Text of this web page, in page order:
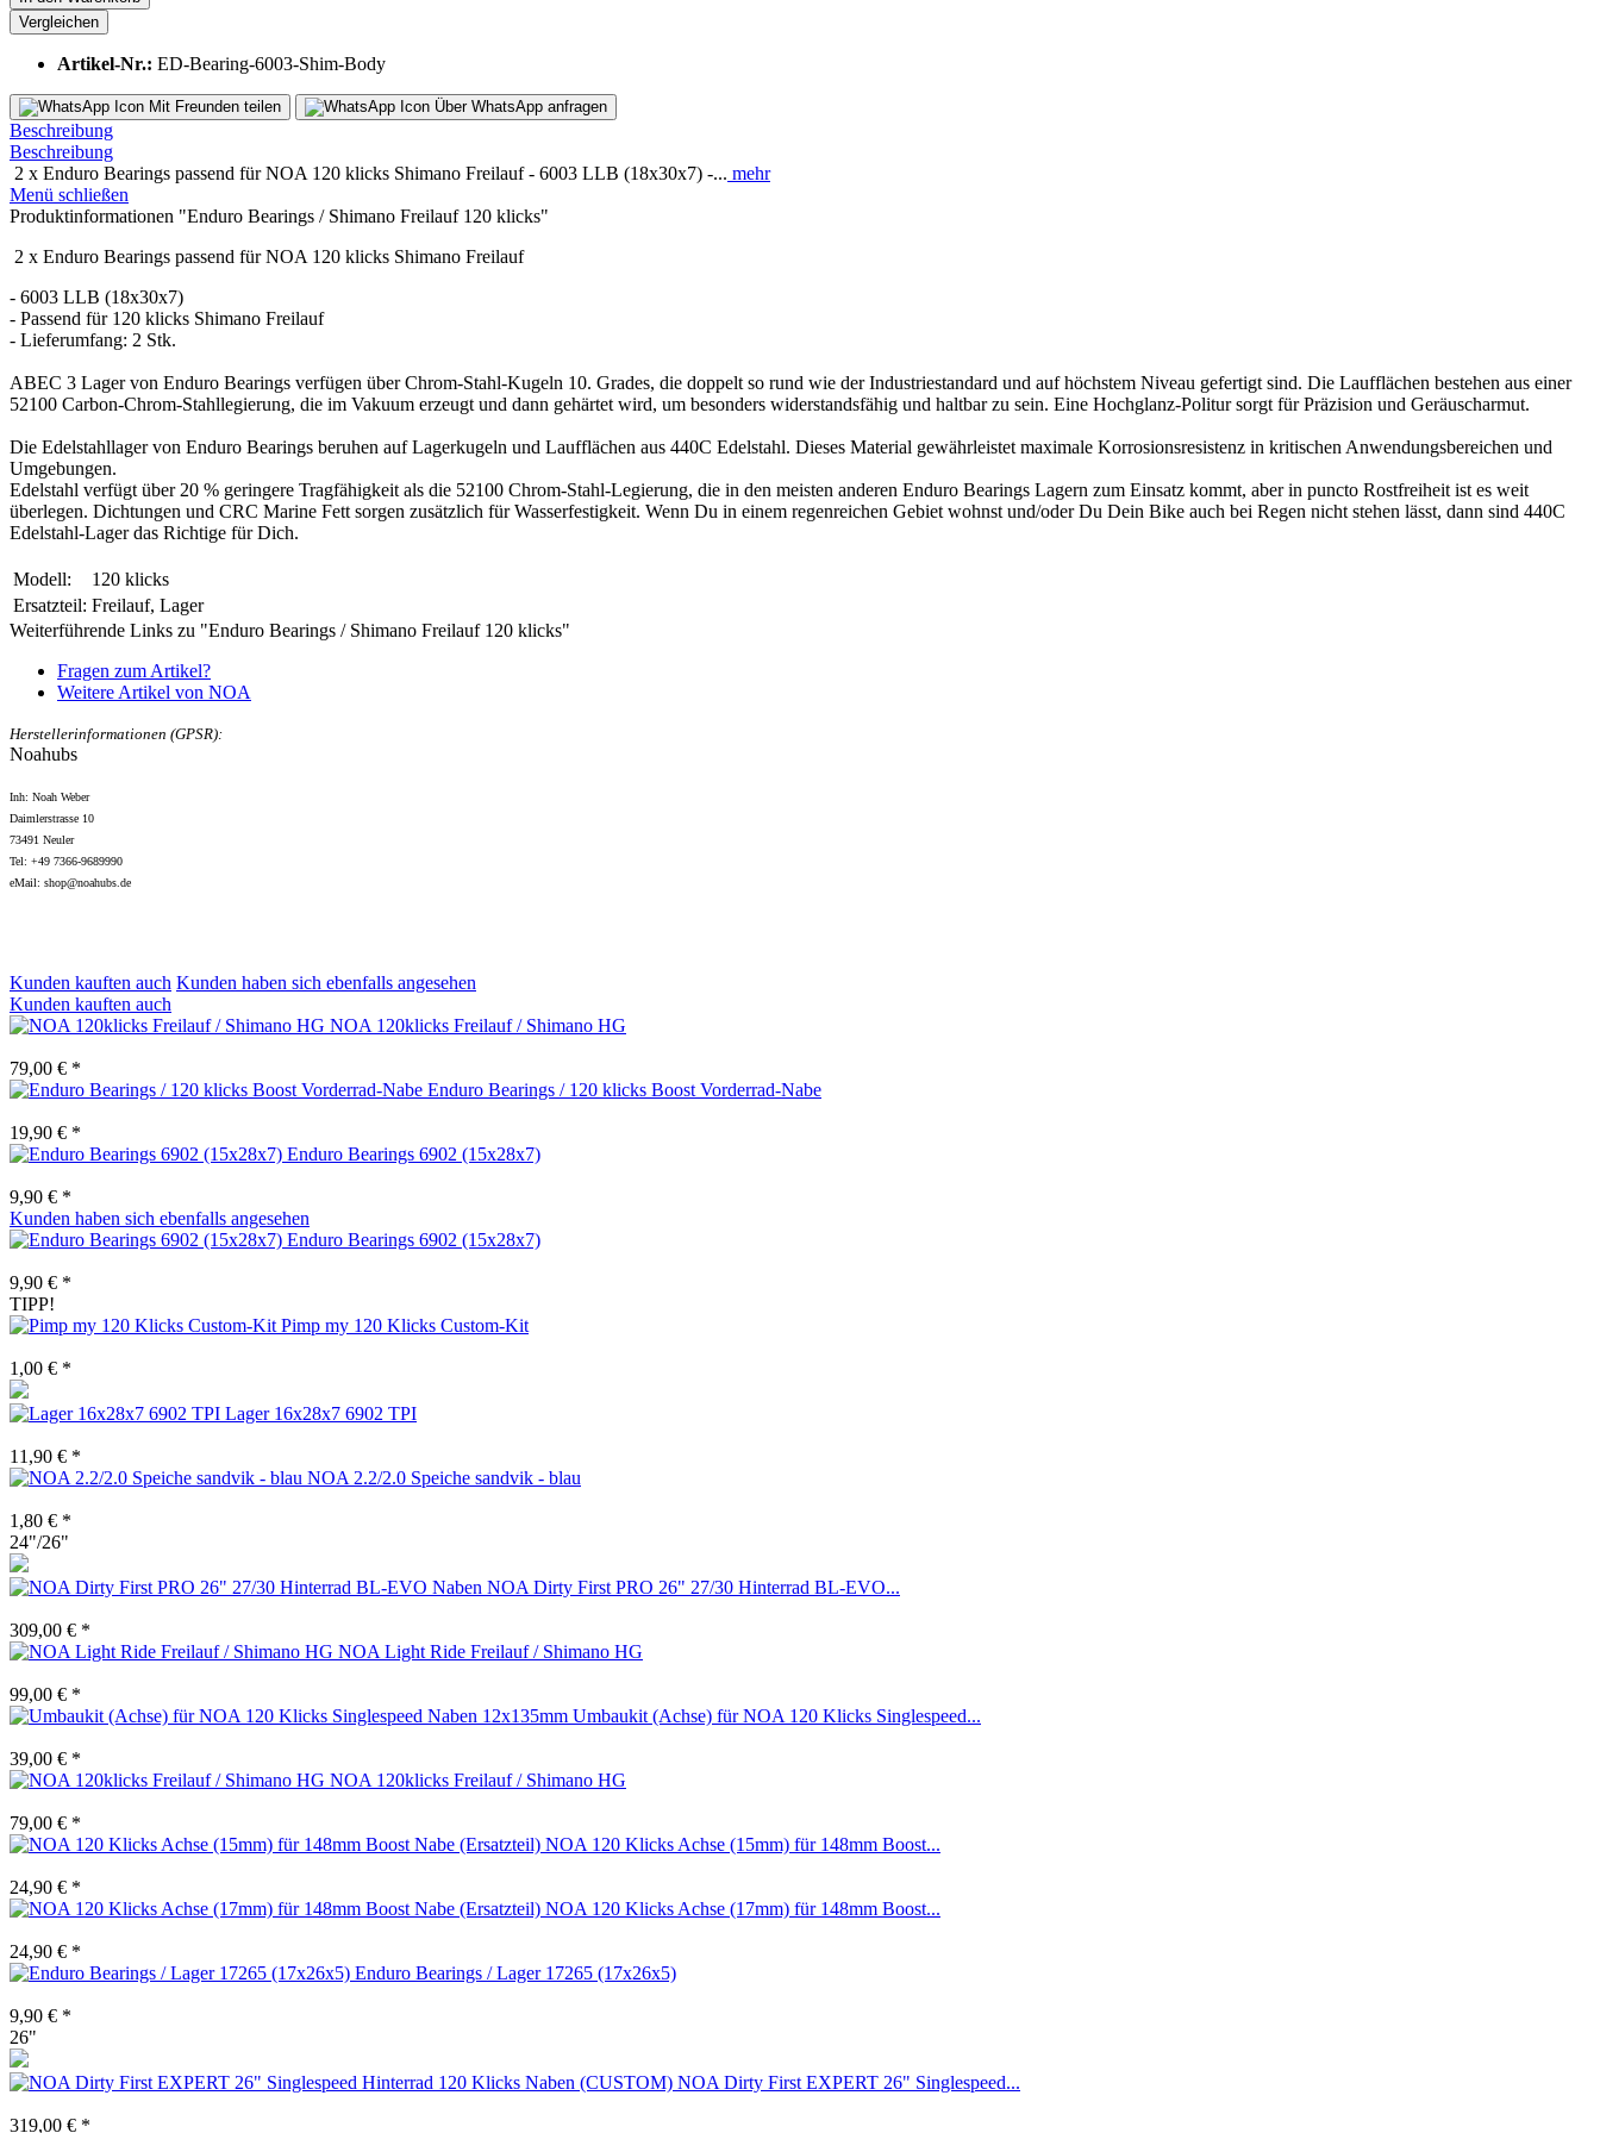
Vergleichen
Artikel-Nr.: ED-Bearing-6003-Shim-Body
Mit Freunden teilen Über WhatsApp anfragen
Beschreibung
Beschreibung
2 x Enduro Bearings passend für NOA 120 klicks Shimano Freilauf - 6003 LLB (18x30x7) -... mehr
Menü schließen
Produktinformationen "Enduro Bearings / Shimano Freilauf 120 klicks"
2 x Enduro Bearings passend für NOA 120 klicks Shimano Freilauf
- 6003 LLB (18x30x7)
- Passend für 120 klicks Shimano Freilauf
- Lieferumfang: 2 Stk.
ABEC 3 Lager von Enduro Bearings verfügen über Chrom-Stahl-Kugeln 10. Grades, die doppelt so rund wie der Industriestandard und auf höchstem Niveau gefertigt sind. Die Laufflächen bestehen aus einer
52100 Carbon-Chrom-Stahllegierung, die im Vakuum erzeugt und dann gehärtet wird, um besonders widerstandsfähig und haltbar zu sein. Eine Hochglanz-Politur sorgt für Präzision und Geräuscharmut.
Die Edelstahllager von Enduro Bearings beruhen auf Lagerkugeln und Laufflächen aus 440C Edelstahl. Dieses Material gewährleistet maximale Korrosionsresistenz in kritischen Anwendungsbereichen und
Umgebungen.
Edelstahl verfügt über 20 % geringere Tragfähigkeit als die 52100 Chrom-Stahl-Legierung, die in den meisten anderen Enduro Bearings Lagern zum Einsatz kommt, aber in puncto Rostfreiheit ist es weit
überlegen. Dichtungen und CRC Marine Fett sorgen zusätzlich für Wasserfestigkeit. Wenn Du in einem regenreichen Gebiet wohnst und/oder Du Dein Bike auch bei Regen nicht stehen lässt, dann sind 440C
Edelstahl-Lager das Richtige für Dich.
Modell:
120 klicks
Ersatzteil: Freilauf, Lager
Weiterführende Links zu "Enduro Bearings / Shimano Freilauf 120 klicks"
Fragen zum Artikel?
Weitere Artikel von NOA
Herstellerinformationen (GPSR):
Noahubs
Inh: Noah Weber
Daimlerstrasse 10
73491 Neuler
Tel: +49 7366-9689990
eMail: shop@noahubs.de
Kunden kauften auch Kunden haben sich ebenfalls angesehen
Kunden kauften auch
NOA 120klicks Freilauf / Shimano HG
79,00 € *
Enduro Bearings / 120 klicks Boost Vorderrad-Nabe
19,90 € *
Enduro Bearings 6902 (15x28x7)
9,90 € *
Kunden haben sich ebenfalls angesehen
Enduro Bearings 6902 (15x28x7)
9,90 € *
TIPP!
Pimp my 120 Klicks Custom-Kit
1,00 € *
Lager 16x28x7 6902 TPI
11,90 € *
NOA 2.2/2.0 Speiche sandvik - blau
1,80 € *
24"/26"
NOA Dirty First PRO 26" 27/30 Hinterrad BL-EVO...
309,00 € *
NOA Light Ride Freilauf / Shimano HG
99,00 € *
Umbaukit (Achse) für NOA 120 Klicks Singlespeed...
39,00 € *
NOA 120klicks Freilauf / Shimano HG
79,00 € *
NOA 120 Klicks Achse (15mm) für 148mm Boost...
24,90 € *
NOA 120 Klicks Achse (17mm) für 148mm Boost...
24,90 € *
Enduro Bearings / Lager 17265 (17x26x5)
9,90 € *
26"
NOA Dirty First EXPERT 26" Singlespeed...
319,00 € *